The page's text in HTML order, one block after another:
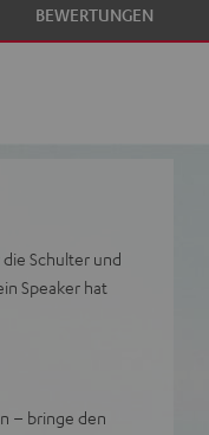
BEWERTUNGEN
Schulter und
Speaker hat
– bringe den